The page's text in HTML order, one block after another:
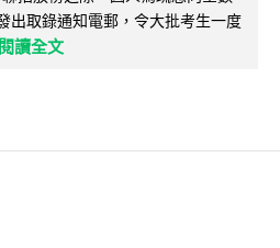
出取錄通知電郵，令大批考生一度
閱讀全文